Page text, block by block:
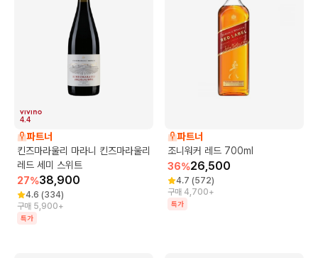
4.4
파트너
킨즈마라울리 마라니 킨즈마라울리
레드 세미 스위트
27%38,900
4.6 (334)
구매 5,900+
특가
파트너
조니워커 레드 700ml
36%26,500
4.7 (572)
구매 4,700+
특가